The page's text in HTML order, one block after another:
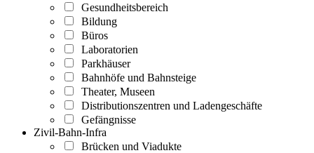
Gesundheitsbereich
Bildung
Büros
Laboratorien
Parkhäuser
Bahnhöfe und Bahnsteige
Theater, Museen
Distributionszentren und Ladengeschäfte
Gefängnisse
Zivil-Bahn-Infra
Brücken und Viadukte